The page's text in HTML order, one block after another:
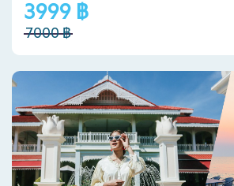
3999 ฿
7000 ฿